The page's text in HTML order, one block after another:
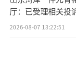
厅：已受理相关投
2026-08-07 13:22:51